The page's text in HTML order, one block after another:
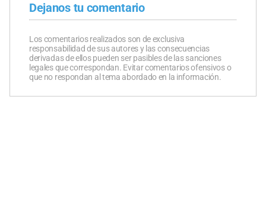
Dejanos tu comentario
Los comentarios realizados son de exclusiva
responsabilidad de sus autores y las consecuencias
derivadas de ellos pueden ser pasibles de las sanciones
legales que correspondan. Evitar comentarios ofensivos o
que no respondan al tema abordado en la información.